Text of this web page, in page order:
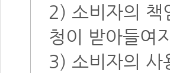
2) 소비자의 책
청이 받아들여
3) 소비자의 사